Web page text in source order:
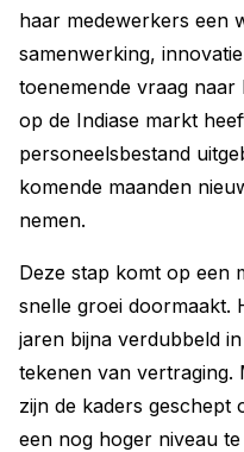
haar medewerkers een
samenwerking,
toenemende vraag
op de Indiase markt
personeelsbestand
komende maanden
nemen.
Deze stap komt op een
snelle groei doormaakt.
jaren bijna verdubbeld
tekenen van vertraging.
zijn de kaders geschept
een nog hoger niveau te